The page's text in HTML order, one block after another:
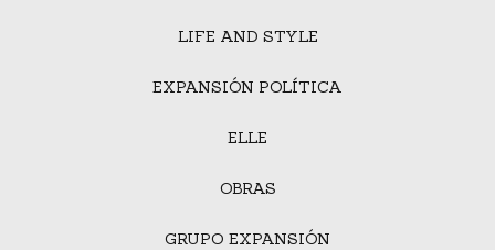
LIFE AND STYLE
EXPANSIÓN POLÍTICA
ELLE
OBRAS
GRUPO EXPANSIÓN